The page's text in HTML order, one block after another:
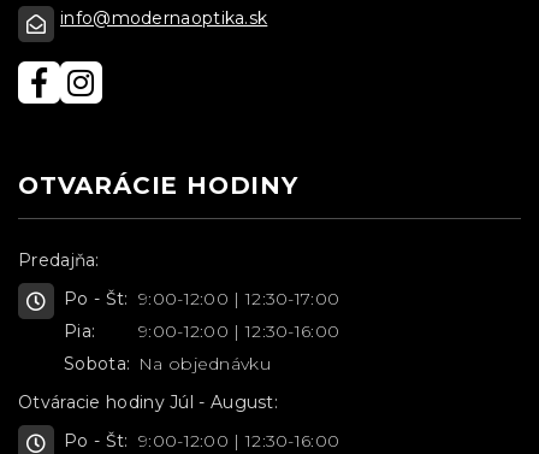
info@modernaoptika.sk
OTVARÁCIE HODINY
Predajňa:
Po - Št: 9:00-12:00 | 12:30-17:00
Pia:
9:00-12:00 | 12:30-16:00
Sobota: Na objednávku
Otváracie hodiny Júl - August:
Po - Št: 9:00-12:00 | 12:30-16:00